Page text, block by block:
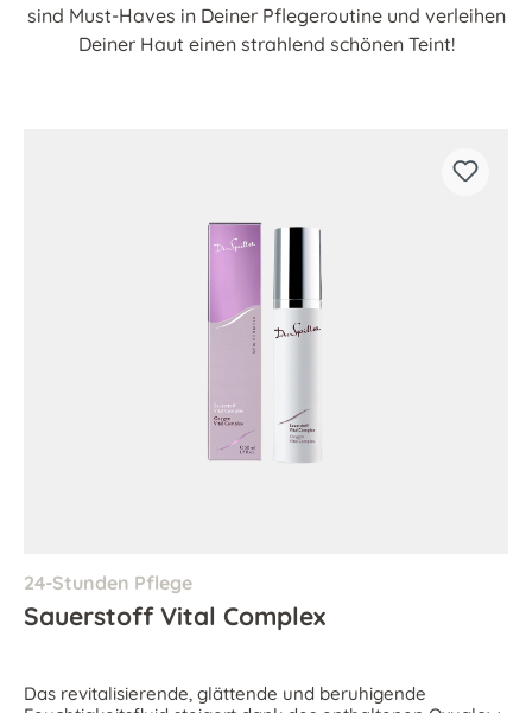
sind Must-Haves in Deiner Pflegeroutine und verleihen
Deiner Haut einen strahlend schönen Teint!
24-Stunden Pflege
Sauerstoff Vital Complex
Das revitalisierende, glättende und beruhigende